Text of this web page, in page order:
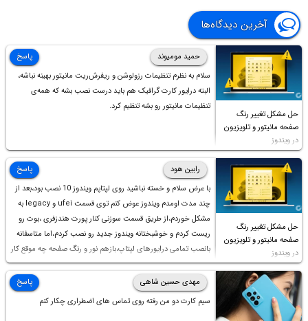
آخرین دیدگاه‌ها
حل مشکل تغییر رنگ
صفحه مانیتور و تلویزیون
در ویندوز
حمید مومیوند
سلام به نظرم تنظیمات رزولوشن و ریفرش‌ریت مانیتور بهینه نباشه،
البته درایور کارت گرافیک هم باید درست نصب بشه که همه‌ی
تنظیمات مانیتور رو بشه تنظیم کرد.
پاسخ
حل مشکل تغییر رنگ
صفحه مانیتور و تلویزیون
در ویندوز
رابین هود
با عرض سلام و خسته نباشید روی لپتاپم ویندوز 10 نصب بود،بعد از
چند مدت اومدم ویندوز عوض کنم توی قسمت ufei و legacy به
مشکل خوردم،از طریق قسمت سوزنی کنار پورت هندزفری ،بوت رو
ریست کردم و خوشبختانه ویندوز جدید رو نصب کردم،اما متاسفانه
بانصب تمامی درایورهای لپتاپ،بازهم نور و رنگ صفحه چه موقع کار
چه موقع پخش فیلم مثل سابق نیست(نور زیاده و بی کیفیت)،با
ابدیت کردن کارت گرافیک،کالیبره کردن و غیره هم نور و رنگ درست
نشد (انگار تصویر ماته)، خواهشمند است راهنمایی فرمایید باتشکر
پاسخ
مهدی حسین شاهی
سیم کارت دو من رفته روی تماس های اضطراری چکار کنم
پاسخ